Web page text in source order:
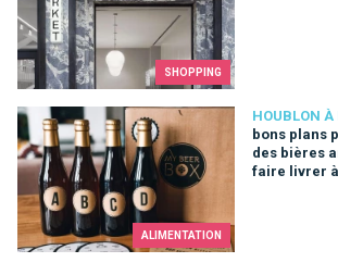
SHOPPING
ALIMENTATION
HOUBLON À
bons plans
des bières
faire livrer
Nos 11 bons plans pour commander des